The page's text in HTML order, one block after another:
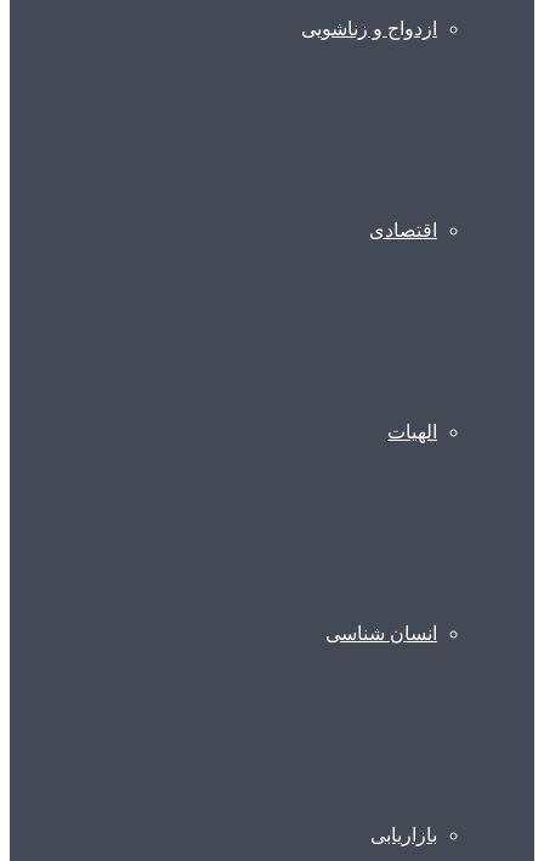
ازدواج و زناشویی
اقتصادی
الهیات
انسان شناسی
بازاریابی